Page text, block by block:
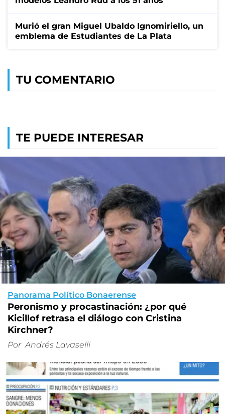
Murió el gran Miguel Ubaldo Ignomiriello, un
emblema de Estudiantes de La Plata
TU COMENTARIO
TE PUEDE INTERESAR
Panorama Político Bonaerense
Peronismo y procastinación: ¿por qué
Kicillof retrasa el diálogo con Cristina
Kirchner?
Por Andrés Lavaselli